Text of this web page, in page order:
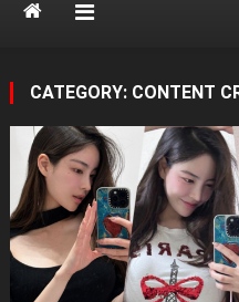
CATEGORY: CONTENT